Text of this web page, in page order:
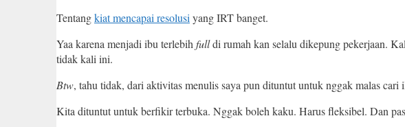
Tentangkiat mencapai resolusiyang IRT banget.
Yaa karena menjadi ibu terlebihfulldi rumah kan selalu dikepung pekerjaan.
tidak kali ini.
Btw, tahu tidak, dari aktivitas menulis saya pun dituntut untuk nggak malas
Kita dituntut untuk berfikir terbuka. Nggak boleh kaku. Harus fleksibel. Dan